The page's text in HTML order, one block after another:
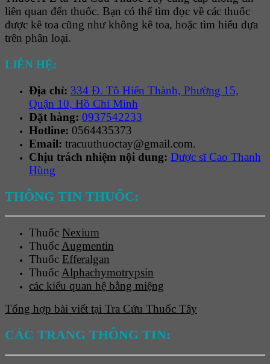
liên quan đến thuốc. Bạn có thể tìm đọc về các thuốc
được kê toa cũng như không kê toa, hoặc tìm hiểu dựa
trên phân loại.
LIÊN HỆ:
Địa chỉ: 334 Đ. Tô Hiến Thành, Phường 15,
Quận 10, Hồ Chí Minh
Đặt hàng: 0937542233
Hotline: 0564435373
Email: tracuuthuoctay@gmail.com.
Chịu trách nhiệm nội dung: Dược sĩ Cao Thanh
Hùng
THÔNG TIN THUỐC:
Thuốc Nexium
ThuốcAugmentin
Thuốc Efferalgan
ThuốcAlphachymotrypsin
các kiểu quan hệ bằng miệng
Tổng hợp bài viết tại Tra Cứu Thuốc Tây
CÁC TRANG THÔNG TIN: